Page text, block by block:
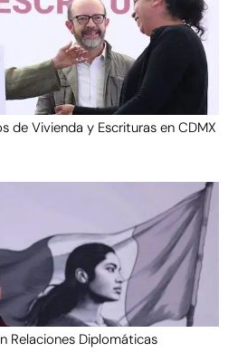
de Vivienda y Escrituras en CDMX
Relaciones Diplomáticas